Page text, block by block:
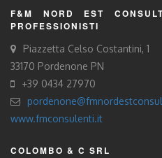
F&M NORD EST
PROFESSIONISTI
Piazzetta Celso Costantini, 1
33170 Pordenone PN
+39 0434 27970
www.fmconsulenti.it
COLOMBO & C SRL